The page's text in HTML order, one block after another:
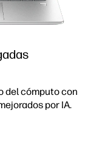
del cómputo con
por IA.